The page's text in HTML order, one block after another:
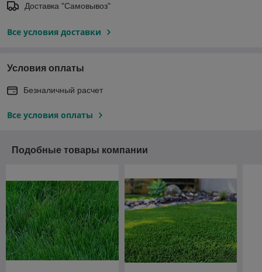
Доставка "Самовывоз"
Все условия доставки
Условия оплаты
Безналичный расчет
Все условия оплаты
Подобные товары компании